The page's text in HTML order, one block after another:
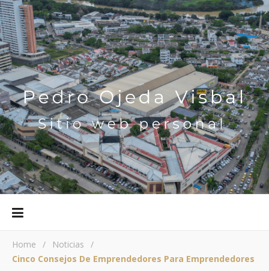
Home / Noticias
/
Cinco Consejos De Emprendedores Para Emprendedores